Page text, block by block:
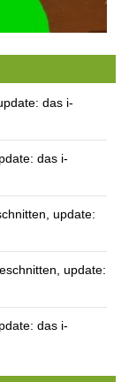
das i-
das i-
update:
update:
das i-